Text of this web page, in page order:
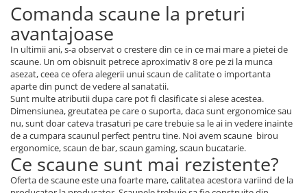
Comanda scaune la preturi
avantajoase
In ultimii ani, s-a observat o crestere din ce in ce mai mare a pietei de
scaune. Un om obisnuit petrece aproximativ 8 ore pe zi la munca
asezat, ceea ce ofera alegerii unui scaun de calitate o importanta
aparte din punct de vedere al sanatatii.
Sunt multe atributii dupa care pot fi clasificate si alese acestea.
Dimensiunea, greutatea pe care o suporta, daca sunt ergonomice sau
nu, sunt doar cateva trasaturi pe care trebuie sa le ai in vedere inainte
de a cumpara scaunul perfect pentru tine. Noi avem scaune birou
ergonomice, scaun de bar, scaun gaming, scaun bucatarie.
Ce scaune sunt mai rezistente?
Oferta de scaune este una foarte mare, calitatea acestora variind de la